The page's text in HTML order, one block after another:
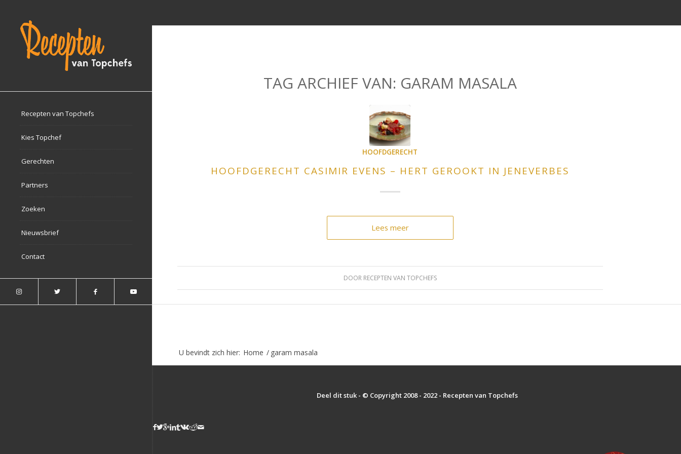
Recepten van Topchefs
Kies Topchef
Gerechten
Partners
Zoeken
Nieuwsbrief
Contact
TAG ARCHIEF VAN: GARAM MASALA
HOOFDGERECHT
HOOFDGERECHT CASIMIR EVENS – HERT GEROOKT IN JENEVERBES
Lees meer
DOOR RECEPTEN VAN TOPCHEFS
U bevindt zich hier: Home / garam masala
Deel dit stuk - © Copyright 2008 - 2022 - Recepten van Topchefs